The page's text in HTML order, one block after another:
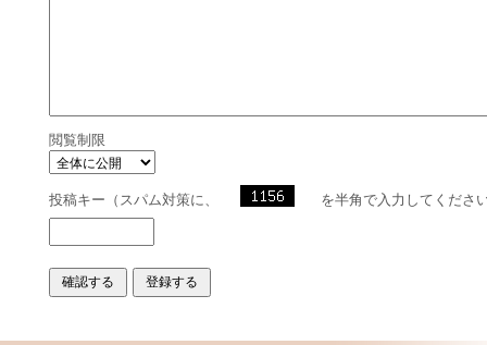
閲覧制限
投稿キー（スパム対策に、 を半角で入力してくださ